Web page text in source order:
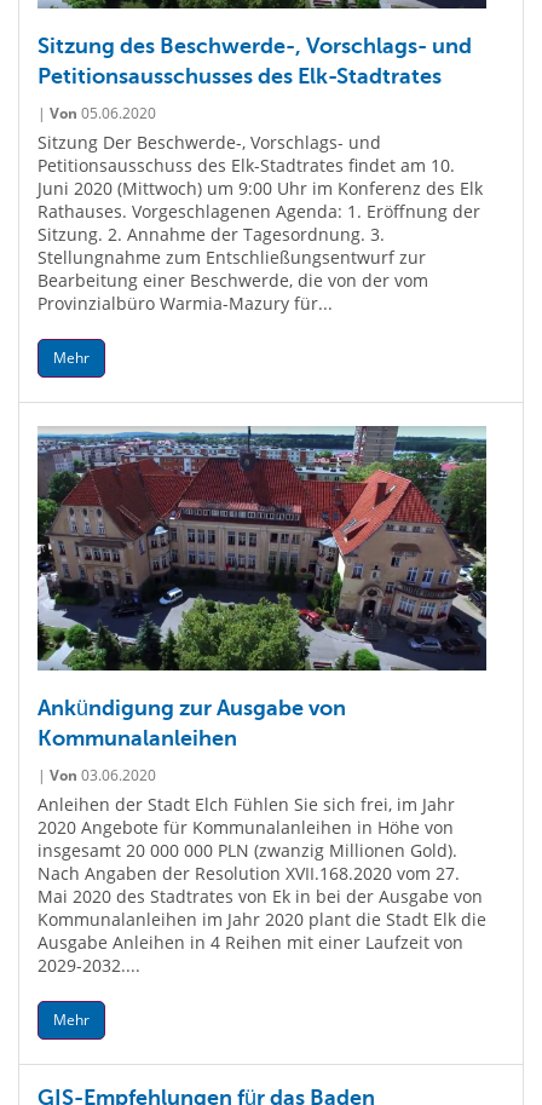
Sitzung des Beschwerde-, Vorschlags- und
Petitionsausschusses des Elk-Stadtrates
| Von 05.06.2020
Sitzung Der Beschwerde-, Vorschlags- und
Petitionsausschuss des Elk-Stadtrates findet am 10.
Juni 2020 (Mittwoch) um 9:00 Uhr im Konferenz des Elk
Rathauses. Vorgeschlagenen Agenda: 1. Eröffnung der
Sitzung. 2. Annahme der Tagesordnung. 3.
Stellungnahme zum Entschließungsentwurf zur
Bearbeitung einer Beschwerde, die von der vom
Provinzialbüro Warmia-Mazury für...
Mehr
Ankündigung zur Ausgabe von
Kommunalanleihen
| Von 03.06.2020
Anleihen der Stadt Elch Fühlen Sie sich frei, im Jahr
2020 Angebote für Kommunalanleihen in Höhe von
insgesamt 20 000 000 PLN (zwanzig Millionen Gold).
Nach Angaben der Resolution XVII.168.2020 vom 27.
Mai 2020 des Stadtrates von Ek in bei der Ausgabe von
Kommunalanleihen im Jahr 2020 plant die Stadt Elk die
Ausgabe Anleihen in 4 Reihen mit einer Laufzeit von
2029-2032....
Mehr
GIS-Empfehlungen für das Baden